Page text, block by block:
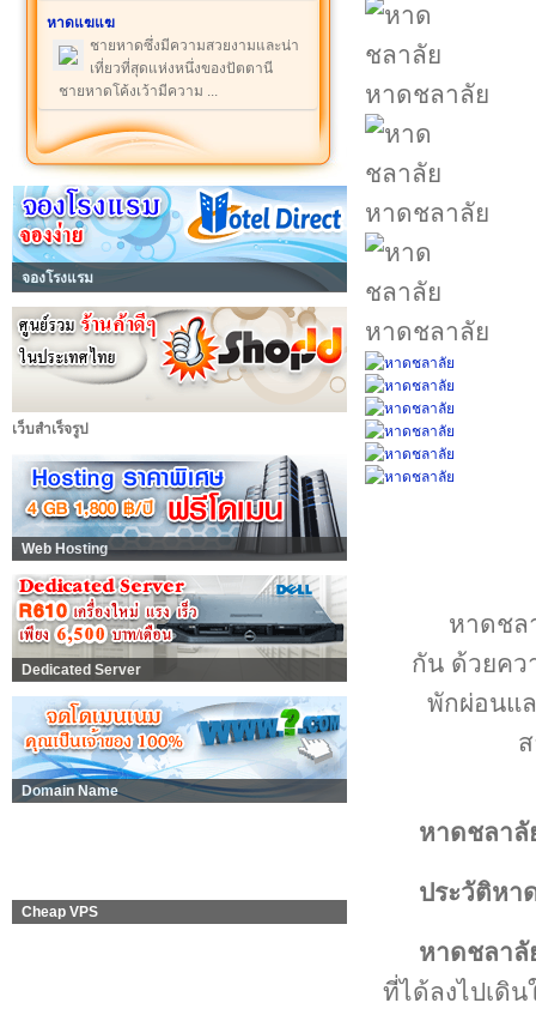
หาดแฆแฆ
ชายหาดซึ่งมีความสวยงามและน่า
เที่ยวที่สุดแห่งหนึ่งของปัตตานี
ชายหาดโค้งเว้ามีความ ...
จองโรงแรม
เว็บสำเร็จรูป
Web Hosting
Dedicated Server
Domain Name
Cheap VPS
หาดชลาลัย
หาดชลาลัย
หาดชลาลัย
หาดชล
กัน ด้วยคว
พักผ่อนแ
หาดชลาลั
ประวัติหา
หาดชลาลั
ที่ได้ลงไปเดิ